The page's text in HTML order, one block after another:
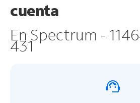
cuenta
En Spectrum -
431